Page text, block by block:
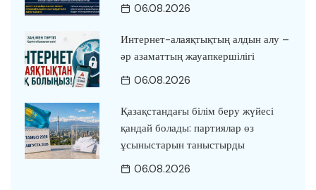
06.08.2026
Интернет-алаяқтықтың алдын алу –
әр азаматтың жауапкершілігі
06.08.2026
Қазақстандағы білім беру жүйесі
қандай болады: партиялар өз
ұсыныстарын таныстырды
06.08.2026